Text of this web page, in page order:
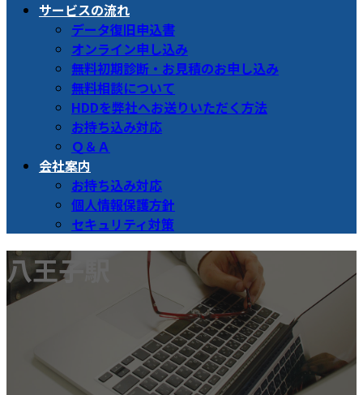
サービスの流れ
データ復旧申込書
オンライン申し込み
無料初期診断・お見積のお申し込み
無料相談について
HDDを弊社へお送りいただく方法
お持ち込み対応
Ｑ＆Ａ
会社案内
お持ち込み対応
個人情報保護方針
セキュリティ対策
八王子駅